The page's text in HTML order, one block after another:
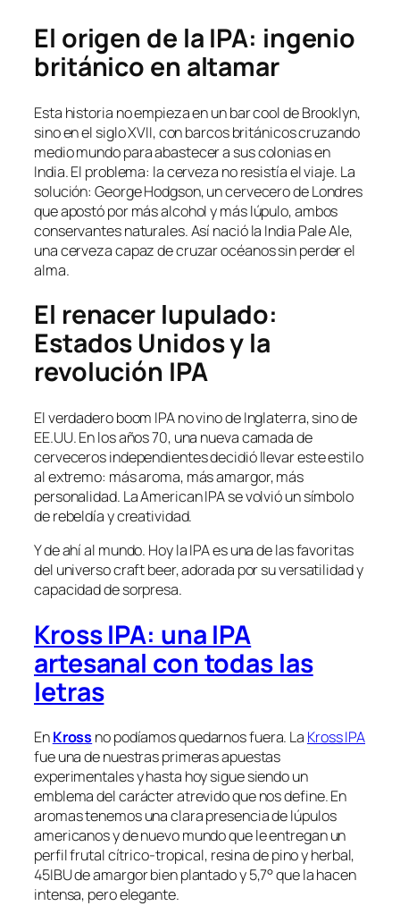
El origen de la IPA: ingenio
británico en altamar
Esta historia no empieza en un bar cool de Brooklyn,
sino en el siglo XVII, con barcos británicos cruzando
medio mundo para abastecer a sus colonias en
India. El problema: la cerveza no resistía el viaje. La
solución: George Hodgson, un cervecero de Londres
que apostó por más alcohol y más lúpulo, ambos
conservantes naturales. Así nació la India Pale Ale,
una cerveza capaz de cruzar océanos sin perder el
alma.
El renacer lupulado:
Estados Unidos y la
revolución IPA
El verdadero boom IPA no vino de Inglaterra, sino de
EE.UU. En los años 70, una nueva camada de
cerveceros independientes decidió llevar este estilo
al extremo: más aroma, más amargor, más
personalidad. La American IPA se volvió un símbolo
de rebeldía y creatividad.
Y de ahí al mundo. Hoy la IPA es una de las favoritas
del universo craft beer, adorada por su versatilidad y
capacidad de sorpresa.
Kross IPA: una IPA
artesanal con todas las
letras
EnKrossno podíamos quedarnos fuera. La Kross IPA
fue una de nuestras primeras apuestas
experimentales y hasta hoy sigue siendo un
emblema del carácter atrevido que nos define. En
aromas tenemos una clara presencia de lúpulos
americanos y de nuevo mundo que le entregan un
perfil frutal cítrico-tropical, resina de pino y herbal,
45IBU de amargor bien plantado y 5,7° que la hacen
intensa, pero elegante.